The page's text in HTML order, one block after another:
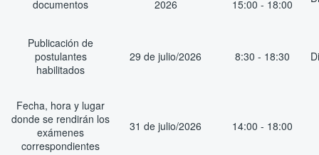
documentos
2026
15:00 - 18:00
Publicación de
postulantes
habilitados
29 de julio/2026 8:30 - 18:30
Fecha, hora y lugar
donde se rendirán los
exámenes
correspondientes
31 de julio/2026 14:00 - 18:00